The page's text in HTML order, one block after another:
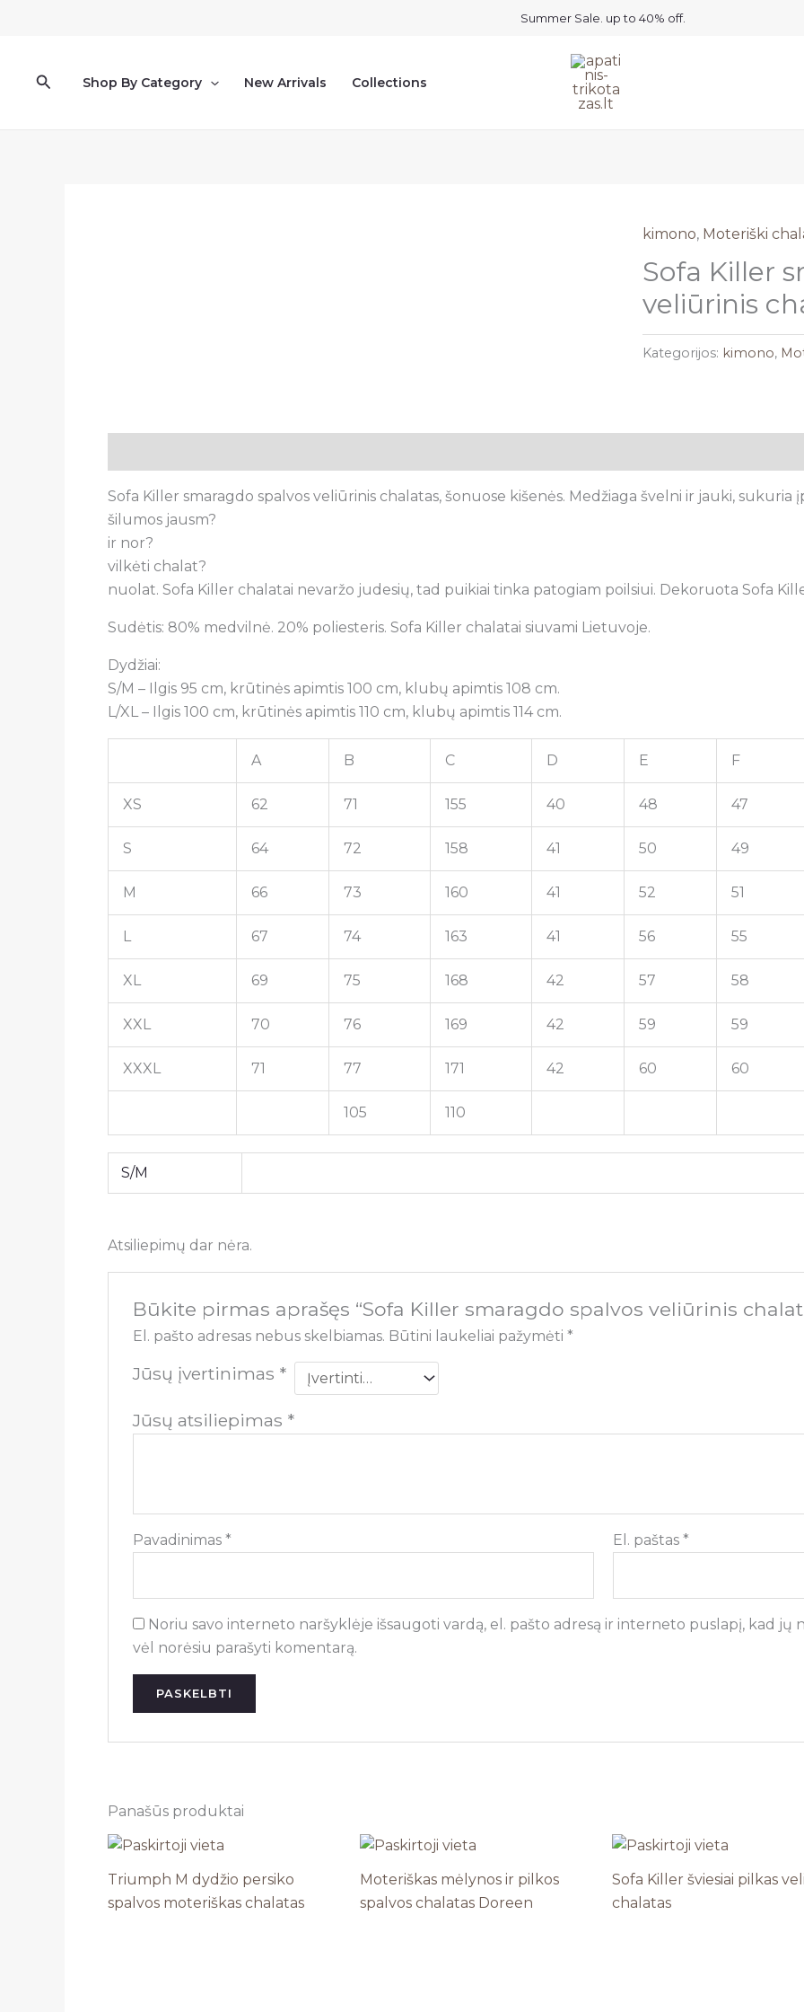
Summer Sale. up to 40% off.
PaieškaShop By Category New Arrivals Collections
kimono, Moteriški
Sofa Killer
veliūrinis
Kategorijos: kimono,
Sofa Killer smaragdo spalvos veliūrinis chalatas, šonuose kišenės. Medžiaga švelni ir jauki, sukuria
šilumos jausm?
ir nor?
vilkėti chalat?
nuolat. Sofa Killer chalatai nevaržo judesių, tad puikiai tinka patogiam poilsiui. Dekoruota Sofa
Sudėtis: 80% medvilnė. 20% poliesteris. Sofa Killer chalatai siuvami Lietuvoje.
Dydžiai:
S/M – Ilgis 95 cm, krūtinės apimtis 100 cm, klubų apimtis 108 cm.
L/XL – Ilgis 100 cm, krūtinės apimtis 110 cm, klubų apimtis 114 cm.
A B C D E F
XS 62 71 155 40 48 47
S 64 72 158 41 50 49
M 66 73 160 41 52 51
L 67 74 163 41 56 55
XL 69 75 168 42 57 58
XXL 70 76 169 42 59 59
XXXL 71 77 171 42 60 60
105 110
S/M
Atsiliepimų dar nėra.
Būkite pirmas aprašęs “Sofa Killer smaragdo spalvos veliūrinis
El. pašto adresas nebus skelbiamas. Būtini laukeliai pažymėti *
Jūsų įvertinimas *
Jūsų atsiliepimas *
Pavadinimas * El. paštas *
Noriu savo interneto naršyklėje išsaugoti vardą, el. pašto adresą ir interneto puslapį, kad jų
vėl norėsiu parašyti komentarą.
Panašūs produktai
Triumph M dydžio persiko
spalvos moteriškas chalatas
Moteriškas mėlynos ir pilkos
spalvos chalatas Doreen
Sofa Killer šviesiai pilkas
chalatas